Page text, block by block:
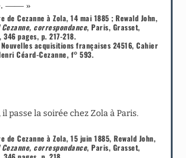
—— »
de Cezanne à Zola, 14 mai 1885 ; Rewald John,
Cezanne, correspondance, Paris, Grasset,
346 pages, p. 217-218.
Nouvelles acquisitions françaises 24516, Cahier
Céard-Cezanne, f° 593.
il passe la soirée chez Zola à Paris.
de Cezanne à Zola, 15 juin 1885, Rewald John,
correspondance, Paris, Grasset,